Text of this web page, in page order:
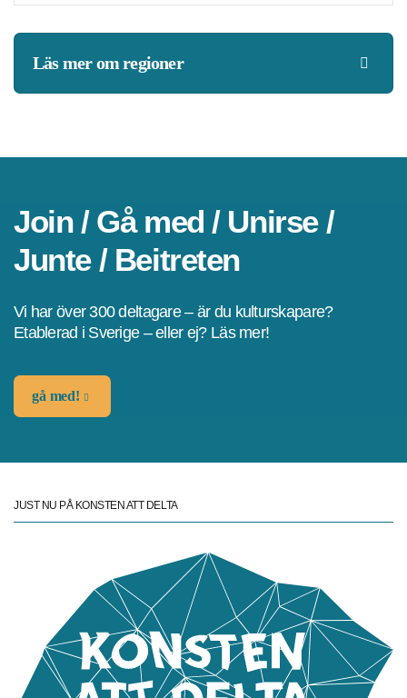
Läs mer om regioner
Join / Gå med / Unirse /
Junte / Beitreten
Vi har över 300 deltagare – är du kulturskapare?
Etablerad i Sverige – eller ej? Läs mer!
gå med!
JUST NU PÅ KONSTEN ATT DELTA